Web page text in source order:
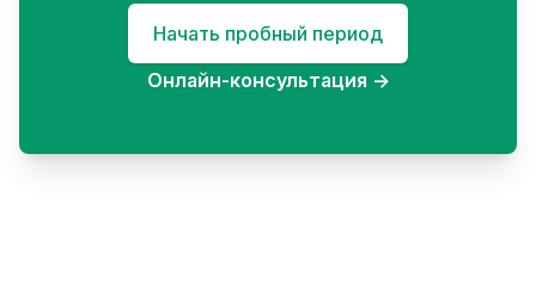
Начать пробный период
Онлайн-консультация →